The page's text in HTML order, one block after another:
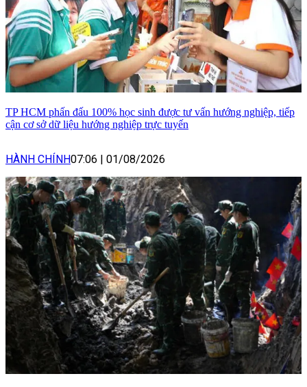
TP HCM phấn đấu 100% học sinh được tư vấn hướng nghiệp, tiếp
cận cơ sở dữ liệu hướng nghiệp trực tuyến
HÀNH CHÍNH07:06 01/08/2026